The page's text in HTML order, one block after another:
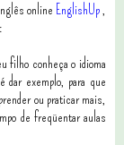
online EnglishUp,
filho conheça o idioma
exemplo, para que
ou praticar mais,
de freqüentar aulas